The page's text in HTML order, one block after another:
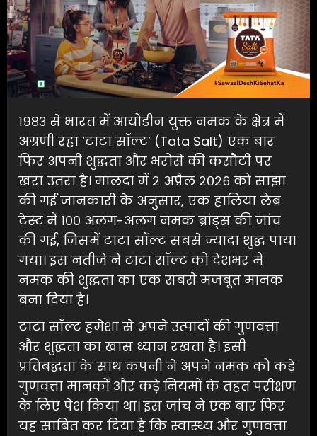
१९८३ से भारत में आयोडीन युक्त नमक के क्षेत्र में
अग्रणी रहा ‘टाटा सॉल्ट’ (Tata Salt) एक बार
फिर अपनी शुद्धता और भरोसे की कसौटी पर
खरा उतरा है। मालदा में २ अप्रैल २०२६ को साझा
की गई जानकारी के अनुसार, एक हालिया लैब
टेस्ट में १०० अलग-अलग नमक ब्रांड्स की जांच
की गई, जिसमें टाटा सॉल्ट सबसे ज्यादा शुद्ध पाया
गया। इस नतीजे ने टाटा सॉल्ट को देशभर में
नमक की शुद्धता का एक सबसे मजबूत मानक
बना दिया है।
टाटा सॉल्ट हमेशा से अपने उत्पादों की गुणवत्ता
और शुद्धता का खास ध्यान रखता है। इसी
प्रतिबद्धता के साथ कंपनी ने अपने नमक को कड़े
गुणवत्ता मानकों और कड़े नियमों के तहत परीक्षण
के लिए पेश किया था। इस जांच ने एक बार फिर
यह साबित कर दिया है कि स्वास्थ्य और गुणवत्ता